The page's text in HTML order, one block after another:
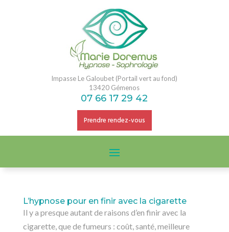
Impasse Le Galoubet (Portail vert au fond)
13420 Gémenos
07 66 17 29 42
Prendre rendez-vous
L’hypnose pour en finir avec la cigarette
Il y a presque autant de raisons d’en finir avec la
cigarette, que de fumeurs : coût, santé, meilleure